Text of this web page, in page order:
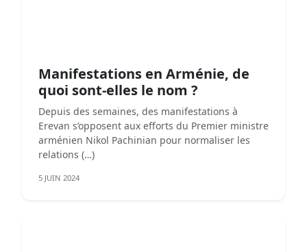
Manifestations en Arménie, de
quoi sont-elles le nom ?
Depuis des semaines, des manifestations à
Erevan s’opposent aux efforts du Premier ministre
arménien Nikol Pachinian pour normaliser les
relations (…)
5 JUIN 2024